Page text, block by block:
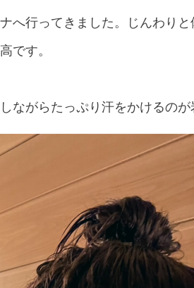
へ行ってきました。じんわり
です。
ながらたっぷり汗をかけるのが